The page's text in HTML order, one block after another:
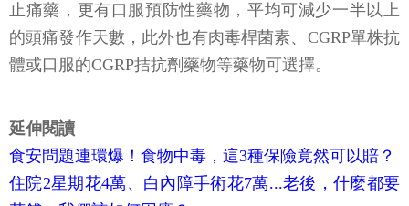
止痛藥，更有口服預防性藥物，平均可減少一半以上
的頭痛發作天數，此外也有肉毒桿菌素、CGRP單株抗
體或口服的CGRP拮抗劑藥物等藥物可選擇。
延伸閱讀
食安問題連環爆！食物中毒，這3種保險竟然可以賠？
住院2星期花4萬、白內障手術花7萬...老後，什麼都要